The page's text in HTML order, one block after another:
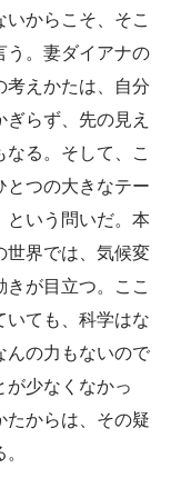
いからこそ、そこ
う。妻ダイアナの
考えかたは、自分
らず、先の見え
る。そして、こ
とつの大きなテー
という問いだ。本
世界では、気候変
が目立つ。ここ
いても、科学はな
んの力もないので
が少なくなかっ
たからは、その疑